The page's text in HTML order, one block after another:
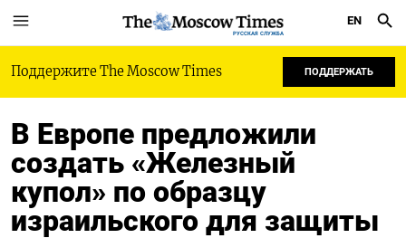
РУССКАЯ СЛУЖБА
EN
Поддержите The Moscow Times ПОДДЕРЖАТЬ
В Европе предложили
создать «Железный
купол» по образцу
израильского для защиты